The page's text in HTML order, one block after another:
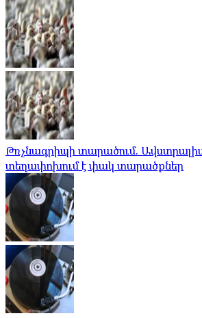
Թռչնագրիպի տարածում.
տեղափոխում է փակ տարածքներ